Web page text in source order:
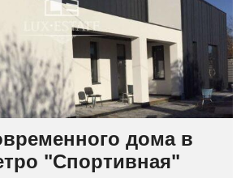
дома в
"Спортивная"